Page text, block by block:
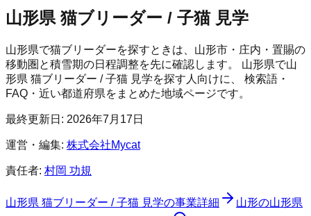
山形県 猫ブリーダー / 子猫 見学
山形県で猫ブリーダーを探すときは、山形市・庄内・置賜の
移動圏と積雪期の日程調整を先に確認します。 山形県で山
形県 猫ブリーダー / 子猫 見学を探す人向けに、 検索語・
FAQ・近い都道府県をまとめた地域ページです。
最終更新日: 2026年7月17日
運営・編集: 株式会社Mycat
責任者: 村岡 功規
山形県 猫ブリーダー / 子猫 見学の事業詳細
山形の山形県